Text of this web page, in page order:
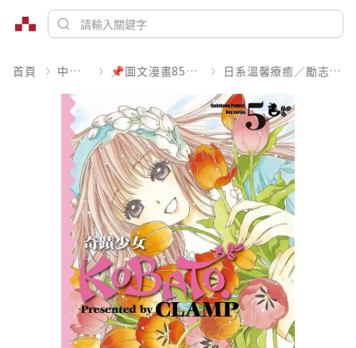
首頁 中文書 📌圖文漫畫85折起 日系溫馨療癒／勵志搞笑